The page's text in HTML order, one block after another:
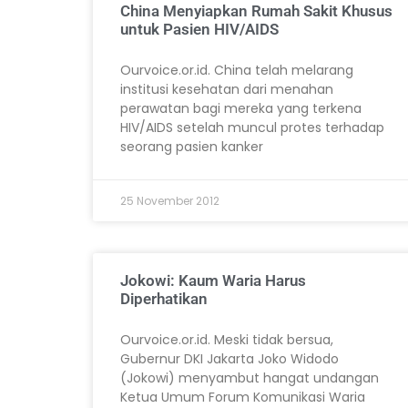
China Menyiapkan Rumah Sakit Khusus
untuk Pasien HIV/AIDS
Ourvoice.or.id. China telah melarang
institusi kesehatan dari menahan
perawatan bagi mereka yang terkena
HIV/AIDS setelah muncul protes terhadap
seorang pasien kanker
25 November 2012
Jokowi: Kaum Waria Harus
Diperhatikan
Ourvoice.or.id. Meski tidak bersua,
Gubernur DKI Jakarta Joko Widodo
(Jokowi) menyambut hangat undangan
Ketua Umum Forum Komunikasi Waria